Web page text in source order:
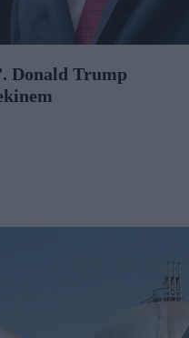
Donald Trump